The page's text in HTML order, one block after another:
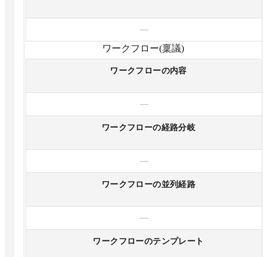
—
ワークフロー(稟議)
ワークフローの内容
—
ワークフローの経路分岐
—
ワークフローの並列経路
—
ワークフローのテンプレート